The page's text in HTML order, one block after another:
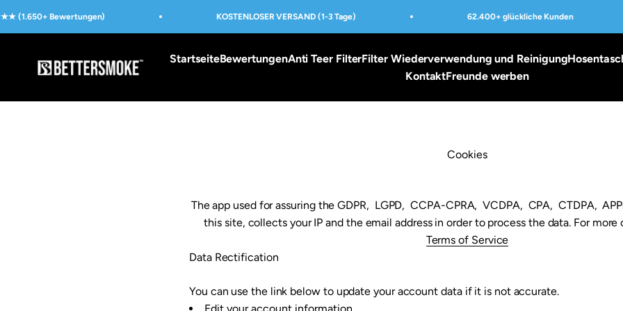
(1.650+ Bewertungen) KOSTENLOSER VERSAND (1-3 Tage) 62.400+ glückliche Kunden
StartseiteBewertungenAnti Teer FilterFilter Wiederverwendung und Reinigung
KontaktFreunde werben
BetterSmoke™
Cookies
The app used for assuring the GDPR, LGPD, CCPA-CPRA, VCDPA, CPA, CTDPA,
this site, collects your IP and the email address in order to process the data. For more
Terms of Service
Data Rectification
You can use the link below to update your account data if it is not accurate.